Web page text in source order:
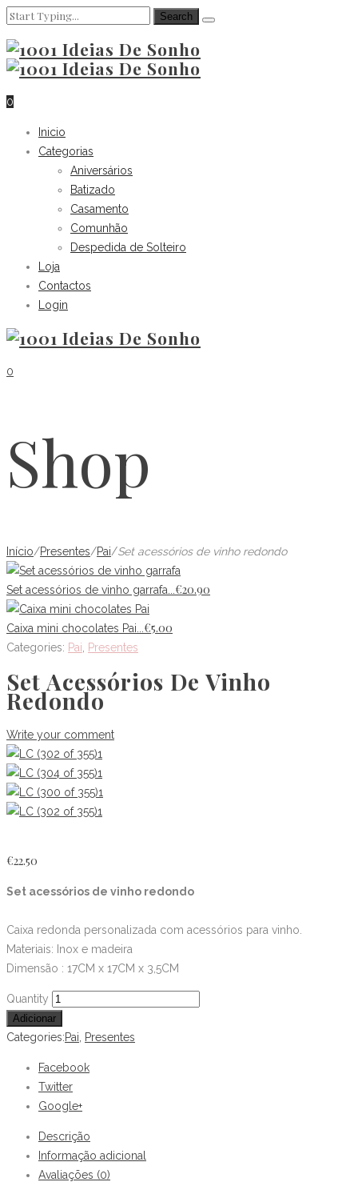
0
Inicio
Categorias
Aniversários
Batizado
Casamento
Comunhão
Despedida de Solteiro
Loja
Contactos
Login
0
Shop
Início/Presentes/Pai/Set acessórios de vinho redondo
Set acessórios de vinho garrafa... €20.90
Caixa mini chocolates Pai... €5.00
Categories: Pai Presentes
Set Acessórios De Vinho
Redondo
Write your comment
€22.50
Set acessórios de vinho redondo
Caixa redonda personalizada com acessórios para vinho.
Materiais: Inox e madeira
Dimensão : 17CM x 17CM x 3,5CM
Set
acessórios
de
redondo
quantity
Quantity
Adicionar
Categories:Pai, Presentes
Facebook
Twitter
Google+
Descrição
Informação adicional
Avaliações (0)